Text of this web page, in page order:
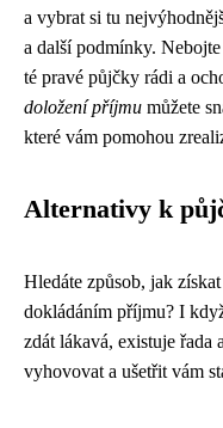
a vybrat si tu
a další podmínky.
té pravé půjčky rádi a
doložení příjmu můžete
které vám pomohou
Alternativy k
Hledáte způsob, jak
dokládáním příjmu? I
zdát lákavá, existuje řada
vyhovovat a ušetřit vám